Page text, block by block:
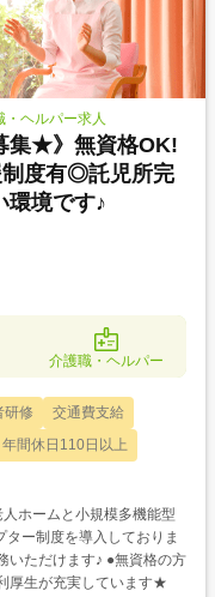
ヘルパー求人
集★》無資格OK!
度有◎託児所完
環境です♪
介護職・ヘルパー
研修
交通費支給
年間休日110日以上
ホームと小規模多機能型
ー制度を導入しておりま
いただけます♪ ●無資格の方
厚生が充実しています★